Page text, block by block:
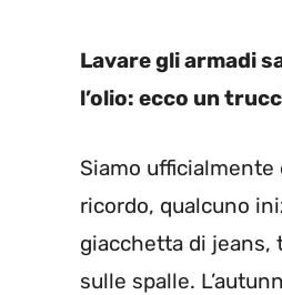
Lavare gli armadi
l’olio: ecco un
Siamo
ricordo, qualcuno
giacchetta di jeans,
sulle spalle.